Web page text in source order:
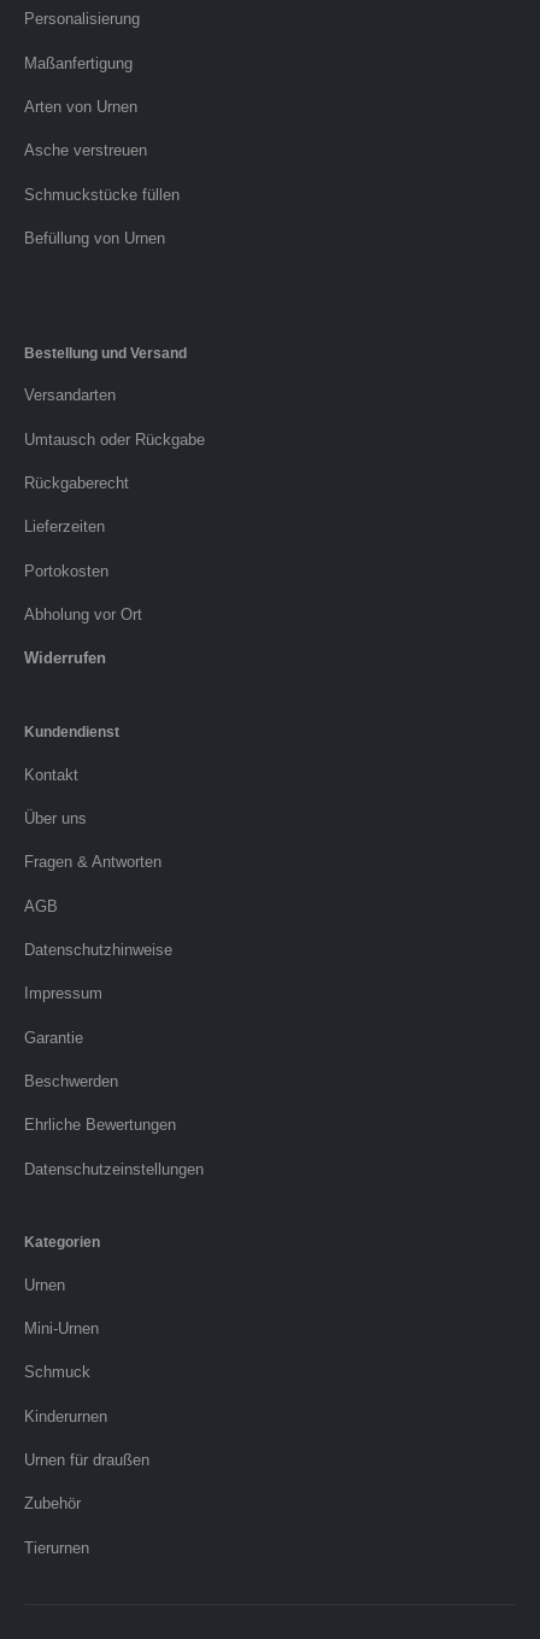
Personalisierung
Maßanfertigung
Arten von Urnen
Asche verstreuen
Schmuckstücke füllen
Befüllung von Urnen
Bestellung und Versand
Versandarten
Umtausch oder Rückgabe
Rückgaberecht
Lieferzeiten
Portokosten
Abholung vor Ort
Widerrufen
Kundendienst
Kontakt
Über uns
Fragen & Antworten
AGB
Datenschutzhinweise
Impressum
Garantie
Beschwerden
Ehrliche Bewertungen
Datenschutzeinstellungen
Kategorien
Urnen
Mini-Urnen
Schmuck
Kinderurnen
Urnen für draußen
Zubehör
Tierurnen